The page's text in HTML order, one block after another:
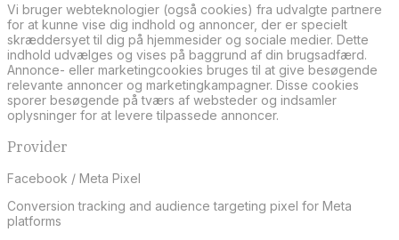
Vi bruger webteknologier (også cookies) fra udvalgte partnere
for at kunne vise dig indhold og annoncer, der er specielt
skræddersyet til dig på hjemmesider og sociale medier. Dette
indhold udvælges og vises på baggrund af din brugsadfærd.
Annonce- eller marketingcookies bruges til at give besøgende
relevante annoncer og marketingkampagner. Disse cookies
sporer besøgende på tværs af websteder og indsamler
oplysninger for at levere tilpassede annoncer.
Provider
Facebook / Meta Pixel
Conversion tracking and audience targeting pixel for Meta
platforms